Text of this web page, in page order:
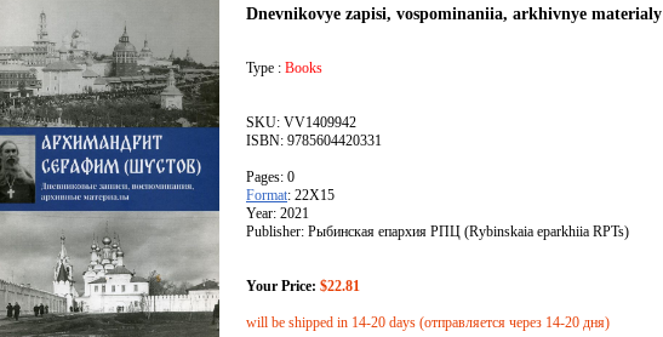
Dnevnikovye zapisi, vospominaniia, arkhivnye materialy
Type : Books
SKU: VV1409942
ISBN: 9785604420331
Pages: 0
Format: 22X15
Year: 2021
Publisher: Рыбинская епархия РПЦ (Rybinskaia eparkhiia RPTs)
Your Price: $22.81
will be shipped in 14-20 days (отправляется через 14-20 дня)